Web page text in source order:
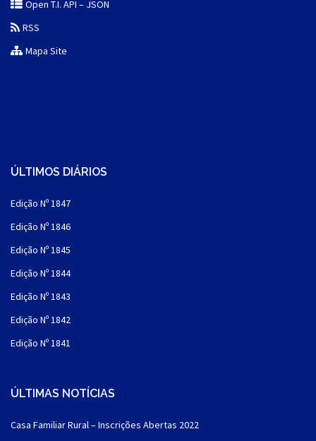
Open T.I. API – JSON
RSS
Mapa Site
ÚLTIMOS DIÁRIOS
Edição Nº 1847
Edição Nº 1846
Edição Nº 1845
Edição Nº 1844
Edição Nº 1843
Edição Nº 1842
Edição Nº 1841
ÚLTIMAS NOTÍCIAS
Casa Familiar Rural – Inscrições Abertas 2022